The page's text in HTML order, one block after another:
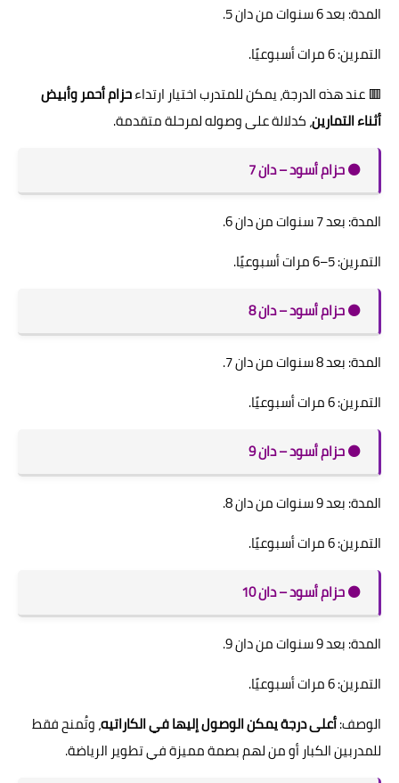
المدة: بعد 6 سنوات من دان 5.
التمرين: 6 مرات أسبوعيًا.
🟥 عند هذه الدرجة، يمكن للمتدرب اختيار ارتداءحزام أحمر وأبيض
أثناء التمارين، كدلالة على وصوله لمرحلة متقدمة.
⚫️ حزام أسود – دان 7
المدة: بعد 7 سنوات من دان 6.
التمرين: 5–6 مرات أسبوعيًا.
⚫️ حزام أسود – دان 8
المدة: بعد 8 سنوات من دان 7.
التمرين: 6 مرات أسبوعيًا.
⚫️ حزام أسود – دان 9
المدة: بعد 9 سنوات من دان 8.
التمرين: 6 مرات أسبوعيًا.
⚫️ حزام أسود – دان 10
المدة: بعد 9 سنوات من دان 9.
التمرين: 6 مرات أسبوعيًا.
الوصف:أعلى درجة يمكن الوصول إليها في الكاراتيه، وتُمنح فقط
للمدربين الكبار أو من لهم بصمة مميزة في تطوير الرياضة.